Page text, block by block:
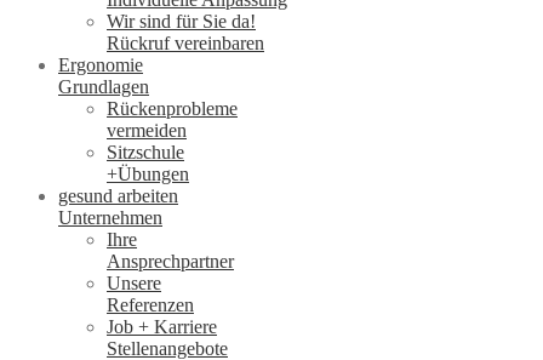
Wir sind für Sie da!
Rückruf vereinbaren
Ergonomie
Grundlagen
Rückenprobleme
vermeiden
Sitzschule
+Übungen
gesund arbeiten
Unternehmen
Ihre
Ansprechpartner
Unsere
Referenzen
Job + Karriere
Stellenangebote